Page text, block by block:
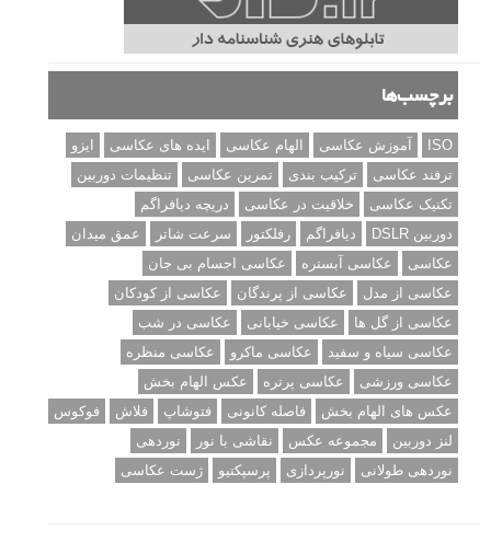
برچسب‌ها
ISO آموزش عکاسی الهام عکاسی ایده های عکاسی
ایزو
ترفند عکاسی
ترکیب بندی تمرین عکاسی
تنظیمات دوربین
تکنیک عکاسی
خلاقیت در عکاسی
دریچه دیافراگم
دوربین DSLR
دیافراگم رفلکتور سرعت شاتر
عمق میدان
عکاسی
عکاسی آبستره
عکاسی اجسام بی جان
عکاسی از مدل
عکاسی از پرندگان
عکاسی از کودکان
عکاسی از گل ها
عکاسی خیابانی
عکاسی در شب
عکاسی سیاه و سفید
عکاسی ماکرو
عکاسی منظره
عکاسی ورزشی
عکاسی پرتره
عکس الهام بخش
عکس های الهام بخش
فاصله کانونی فتوشاپ فلاش
فوکوس
لنز دوربین
مجموعه عکس نقاشی با نور
نوردهی
نوردهی طولانی
نورپردازی پرسپکتیو ژست عکاسی